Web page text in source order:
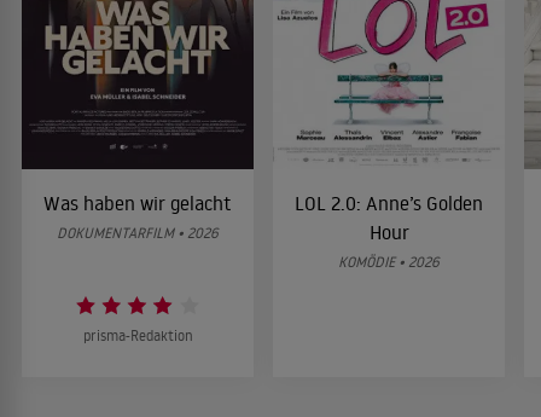
Was haben wir gelacht
DOKUMENTARFILM • 2026
prisma-Redaktion
LOL 2.0: Anne’s Golden
Hour
KOMÖDIE • 2026